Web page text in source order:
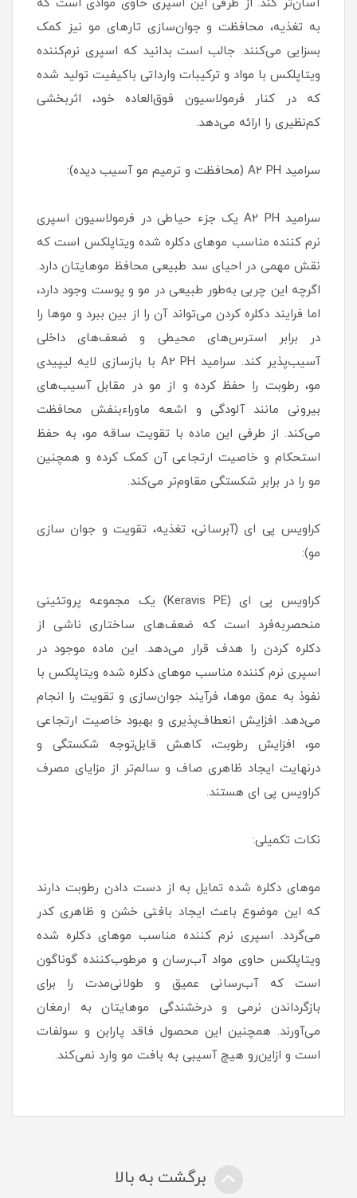
آسان‌تر کند. از طرفی این اسپری حاوی موادی است که
به تغذیه، محافظت و جوان‌سازی تارهای مو نیز کمک
بسزایی می‌کنند. جالب است بدانید که اسپری نرم‌کننده
ویتاپلکس با مواد و ترکیبات وارداتی باکیفیت تولید شده
که در کنار فرمولاسیون فوق‌العاده خود، اثربخشی
کم‌نظیری را ارائه می‌دهد.
سرامید A2 PH (محافظت و ترمیم مو آسیب دیده):
سرامید A2 PH یک جزء حیاطی در فرمولاسیون اسپری
نرم کننده مناسب موهای دکلره شده ویتاپلکس است که
نقش مهمی در احیای سد طبیعی محافظ موهایتان دارد.
اگرچه این چربی به‌طور طبیعی در مو و پوست وجود دارد،
اما فرایند دکلره کردن می‌تواند آن را از بین ببرد و موها را
در برابر استرس‌های محیطی و ضعف‌های داخلی
آسیب‌پذیر کند. سرامید A2 PH با بازسازی لایه لیپیدی
مو، رطوبت را حفظ کرده و از مو در مقابل آسیب‌های
بیرونی مانند آلودگی و اشعه ماوراء‌بنفش محافظت
می‌کند. از طرفی این ماده با تقویت ساقه مو، به حفظ
استحکام و خاصیت ارتجاعی آن کمک کرده و همچنین
مو را در برابر شکستگی مقاوم‌تر می‌کند.
کراویس پی ای (آبرسانی، تغذیه، تقویت و جوان سازی
مو):
کراویس پی ای (Keravis PE) یک مجموعه پروتئینی
منحصربه‌فرد است که ضعف‌های ساختاری ناشی از
دکلره کردن را هدف قرار می‌دهد. این ماده موجود در
اسپری نرم کننده مناسب موهای دکلره شده ویتاپلکس با
نفوذ به عمق مو‌ها، فرآیند جوان‌سازی و تقویت را انجام
می‌دهد. افزایش انعطاف‌پذیری و بهبود خاصیت ارتجاعی
مو، افزایش رطوبت، کاهش قابل‌توجه شکستگی و
درنهایت ایجاد ظاهری صاف و سالم‌تر از مزایای مصرف
کراویس پی ای هستند.
نکات تکمیلی:
موهای دکلره شده تمایل به از دست دادن رطوبت دارند
که این موضوع باعث ایجاد بافتی خشن و ظاهری کدر
می‌گردد. اسپری نرم کننده مناسب موهای دکلره شده
ویتاپلکس حاوی مواد آب‌رسان و مرطوب‌کننده گوناگون
است که آب‌رسانی عمیق و طولانی‌مدت را برای
بازگرداندن نرمی و درخشندگی موهایتان به ارمغان
می‌آورند. همچنین این محصول فاقد پارابن و سولفات
است و ازاین‌رو هیچ آسیبی به بافت مو وارد نمی‌کند.
برگشت به بالا